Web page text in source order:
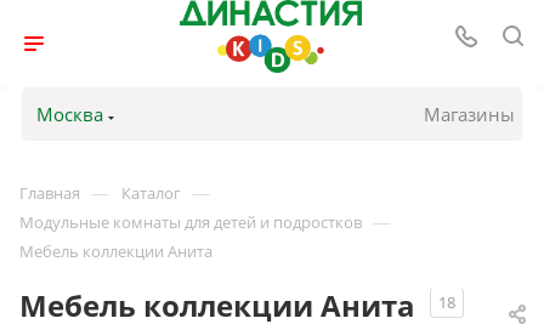
Москва Магазины
Главная — Каталог —
Модульные комнаты для детей и подростков —
Мебель коллекции Анита
Мебель коллекции Анита 18